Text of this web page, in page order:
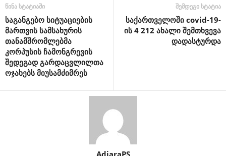
წინა სტატიაში
საგანგებო სიტუაციების
მართვის სამსახურის
თანამშრომლებმა
კორპუსის ჩამონგრევის
შედეგად გარდაცვლილთა
ოჯახებს მიუსამძიმრეს
შემდეგი სტატია
საქართველოში covid-19-
ის 4 212 ახალი შემთხვევა
დადასტურდა
AdjaraPS